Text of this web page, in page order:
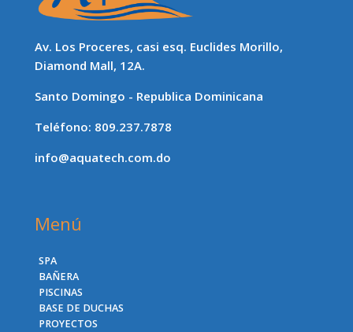
Av. Los Proceres, casi esq. Euclides Morillo,
Diamond Mall, 12A.
Santo Domingo - Republica Dominicana
Teléfono: 809.237.7878
info@aquatech.com.do
Menú
SPA
BAÑERA
PISCINAS
BASE DE DUCHAS
PROYECTOS